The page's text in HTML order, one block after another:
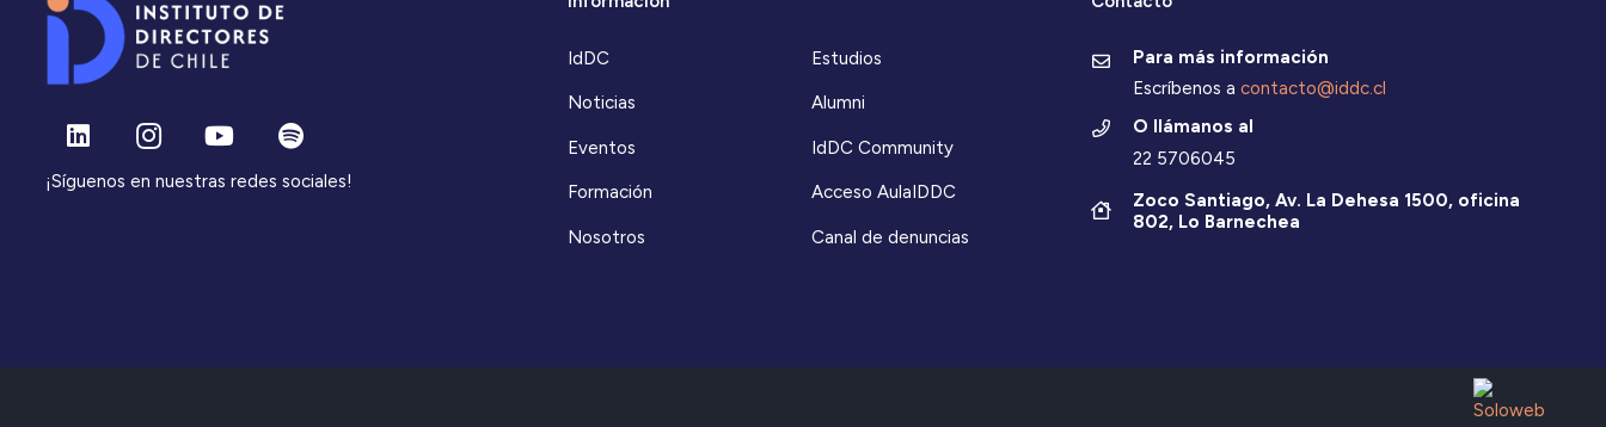
¡Síguenos en nuestras redes sociales!
IdDC
Noticias
Eventos
Formación
Nosotros
Estudios
Alumni
IdDC Community
Acceso AulaIDDC
Canal de denuncias
Para más información
Escríbenos a contacto@iddc.cl
O llámanos al
22 5706045
Zoco Santiago, Av. La Dehesa 1500, oficina
802, Lo Barnechea